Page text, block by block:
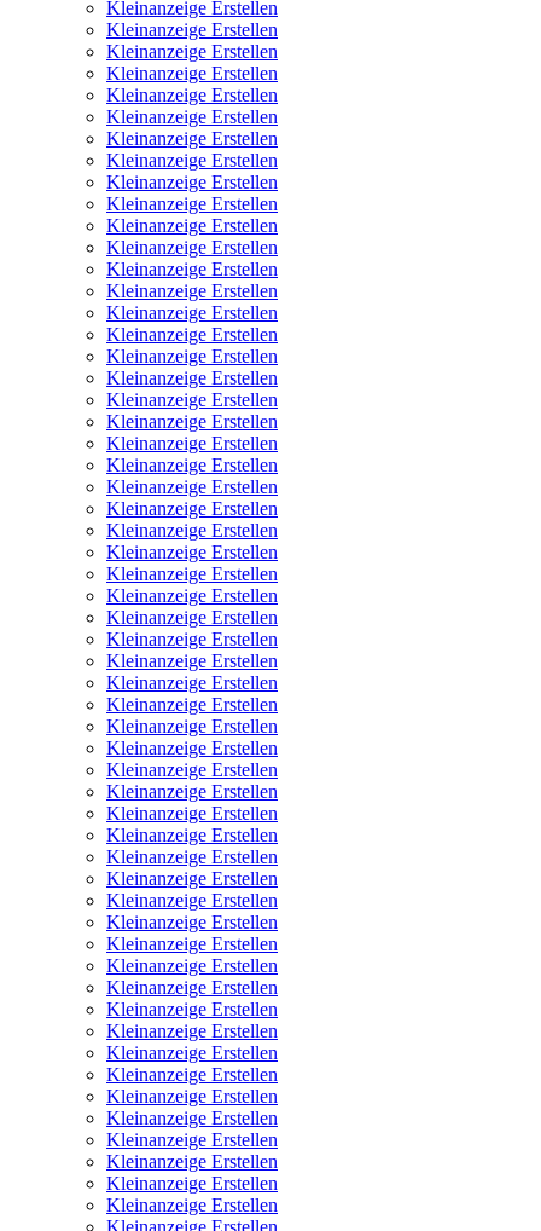
Kleinanzeige Erstellen
Kleinanzeige Erstellen
Kleinanzeige Erstellen
Kleinanzeige Erstellen
Kleinanzeige Erstellen
Kleinanzeige Erstellen
Kleinanzeige Erstellen
Kleinanzeige Erstellen
Kleinanzeige Erstellen
Kleinanzeige Erstellen
Kleinanzeige Erstellen
Kleinanzeige Erstellen
Kleinanzeige Erstellen
Kleinanzeige Erstellen
Kleinanzeige Erstellen
Kleinanzeige Erstellen
Kleinanzeige Erstellen
Kleinanzeige Erstellen
Kleinanzeige Erstellen
Kleinanzeige Erstellen
Kleinanzeige Erstellen
Kleinanzeige Erstellen
Kleinanzeige Erstellen
Kleinanzeige Erstellen
Kleinanzeige Erstellen
Kleinanzeige Erstellen
Kleinanzeige Erstellen
Kleinanzeige Erstellen
Kleinanzeige Erstellen
Kleinanzeige Erstellen
Kleinanzeige Erstellen
Kleinanzeige Erstellen
Kleinanzeige Erstellen
Kleinanzeige Erstellen
Kleinanzeige Erstellen
Kleinanzeige Erstellen
Kleinanzeige Erstellen
Kleinanzeige Erstellen
Kleinanzeige Erstellen
Kleinanzeige Erstellen
Kleinanzeige Erstellen
Kleinanzeige Erstellen
Kleinanzeige Erstellen
Kleinanzeige Erstellen
Kleinanzeige Erstellen
Kleinanzeige Erstellen
Kleinanzeige Erstellen
Kleinanzeige Erstellen
Kleinanzeige Erstellen
Kleinanzeige Erstellen
Kleinanzeige Erstellen
Kleinanzeige Erstellen
Kleinanzeige Erstellen
Kleinanzeige Erstellen
Kleinanzeige Erstellen
Kleinanzeige Erstellen
Kleinanzeige Erstellen